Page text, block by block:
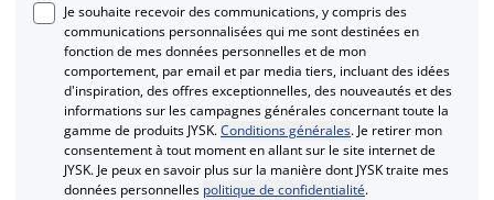
Je souhaite recevoir des communications, y compris des
communications personnalisées qui me sont destinées en
fonction de mes données personnelles et de mon
comportement, par email et par media tiers, incluant des idées
d'inspiration, des offres exceptionnelles, des nouveautés et des
informations sur les campagnes générales concernant toute la
gamme de produits JYSK.Conditions générales. Je retirer mon
consentement à tout moment en allant sur le site internet de
JYSK. Je peux en savoir plus sur la manière dont JYSK traite mes
données personnelles politique de confidentialité.